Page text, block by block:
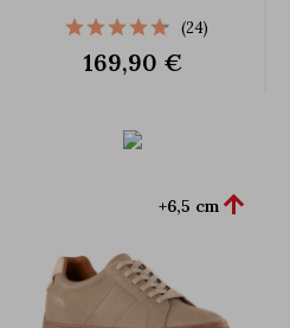
(24)
169,90 €
+6,5 cm 